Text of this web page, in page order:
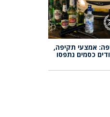
אמצעי תקיפה,
כסמים נתפסו